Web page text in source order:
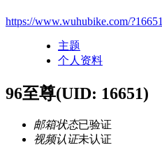
https://www.wuhubike.com/?16651
主题
个人资料
96至尊(UID: 16651)
邮箱状态已验证
视频认证未认证